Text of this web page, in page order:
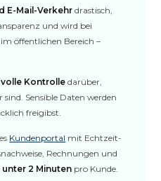
E-Mail-Verkehr drastisch,
und wird bei
öffentlichen Bereich –
volle Kontrolle darüber,
Sensible Daten werden
freigibst.
Kundenportal mit Echtzeit-
Rechnungen und
2 Minuten pro Kunde.